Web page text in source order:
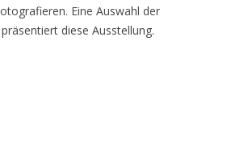
Eine Auswahl der
diese Ausstellung.